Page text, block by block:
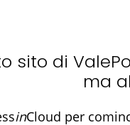
sito di
ma
inCloud per